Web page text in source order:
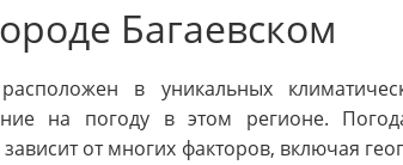
Багаевском
в уникальных
на погоду в этом регионе.
от многих факторов, включая